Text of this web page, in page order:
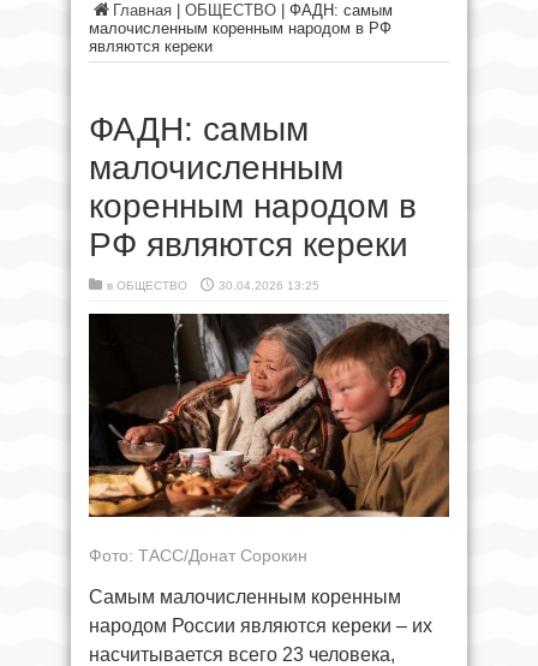
Главная ОБЩЕСТВО
ФАДН: самым
малочисленным коренным народом в РФ
являются кереки
ФАДН: самым
малочисленным
коренным народом в
РФ являются кереки
в ОБЩЕСТВО 30.04.2026 13:25
Фото: ТАСС/Донат Сорокин
Самым малочисленным коренным
народом России являются кереки – их
насчитывается всего 23 человека,